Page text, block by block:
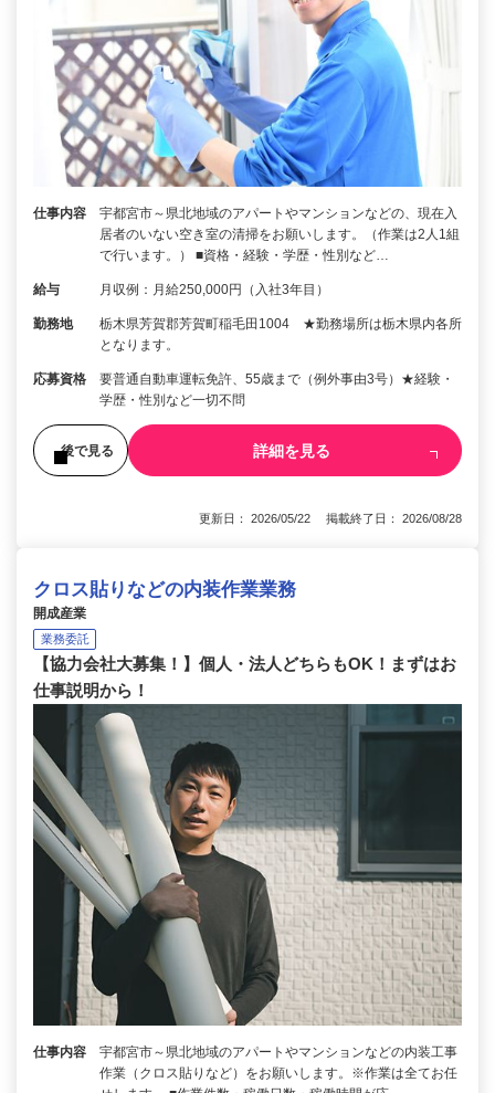
仕事内容
宇都宮市～県北地域のアパートやマンションなどの、現在入
居者のいない空き室の清掃をお願いします。（作業は2人1組
で行います。） ■資格・経験・学歴・性別など…
給与 月収例：月給250,000円（入社3年目）
勤務地
栃木県芳賀郡芳賀町稲毛田1004 ★勤務場所は栃木県内各所
となります。
応募資格
要普通自動車運転免許、55歳まで（例外事由3号）★経験・
学歴・性別など一切不問
後で見る 詳細を見る
更新日： 2026/05/22 掲載終了日： 2026/08/28
クロス貼りなどの内装作業業務
開成産業
業務委託
【協力会社大募集！】個人・法人どちらもOK！まずはお
仕事説明から！
仕事内容
宇都宮市～県北地域のアパートやマンションなどの内装工事
作業（クロス貼りなど）をお願いします。※作業は全てお任